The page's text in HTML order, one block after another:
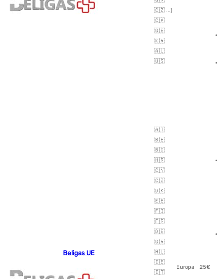
🇨🇿 ...)
🇨🇦
🇬🇧
🇰🇷
🇦🇺
🇺🇸
Beligas UE
🇦🇹
🇧🇪
🇧🇬
🇭🇷
🇨🇾
🇨🇿
🇩🇰
🇪🇪
🇫🇮
🇫🇷
🇩🇪
🇬🇷
🇭🇺
🇮🇪
🇮🇹
Europa 25€